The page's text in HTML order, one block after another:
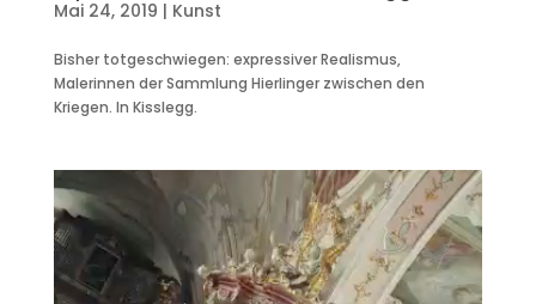
Mai 24, 2019 | Kunst
Bisher totgeschwiegen: expressiver Realismus,
Malerinnen der Sammlung Hierlinger zwischen den
Kriegen. In Kisslegg.